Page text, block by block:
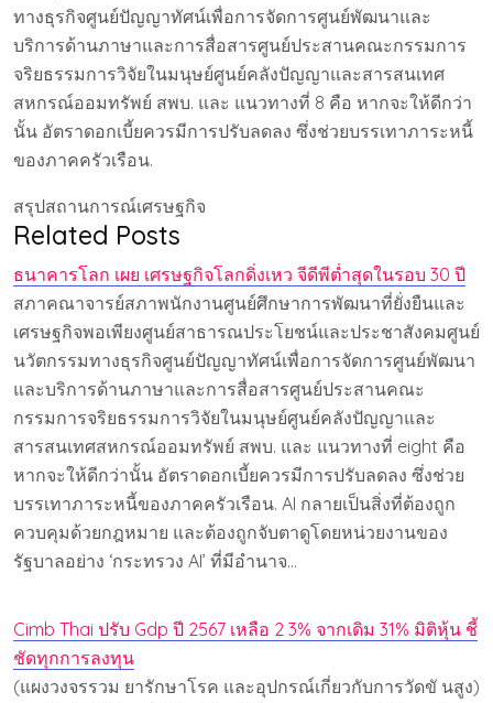
ทางธุรกิจศูนย์ปัญญาทัศน์เพื่อการจัดการศูนย์พัฒนาและ
บริการด้านภาษาและการสื่อสารศูนย์ประสานคณะกรรมการ
จริยธรรมการวิจัยในมนุษย์ศูนย์คลังปัญญาและสารสนเทศ
สหกรณ์ออมทรัพย์ สพบ. และ แนวทางที่ 8 คือ หากจะให้ดีกว่า
นั้น อัตราดอกเบี้ยควรมีการปรับลดลง ซึ่งช่วยบรรเทาภาระหนี้
ของภาคครัวเรือน.
สรุปสถานการณ์เศรษฐกิจ
Related Posts
ธนาคารโลก เผย เศรษฐกิจโลกดิ่งเหว จีดีพีต่ำสุดในรอบ 30 ปี
สภาคณาจารย์สภาพนักงานศูนย์ศึกษาการพัฒนาที่ยั่งยืนและ
เศรษฐกิจพอเพียงศูนย์สาธารณประโยชน์และประชาสังคมศูนย์
นวัตกรรมทางธุรกิจศูนย์ปัญญาทัศน์เพื่อการจัดการศูนย์พัฒนา
และบริการด้านภาษาและการสื่อสารศูนย์ประสานคณะ
กรรมการจริยธรรมการวิจัยในมนุษย์ศูนย์คลังปัญญาและ
สารสนเทศสหกรณ์ออมทรัพย์ สพบ. และ แนวทางที่ eight คือ
หากจะให้ดีกว่านั้น อัตราดอกเบี้ยควรมีการปรับลดลง ซึ่งช่วย
บรรเทาภาระหนี้ของภาคครัวเรือน. AI กลายเป็นสิ่งที่ต้องถูก
ควบคุมด้วยกฎหมาย และต้องถูกจับตาดูโดยหน่วยงานของ
รัฐบาลอย่าง ‘กระทรวง AI’ ที่มีอำนาจ…
Cimb Thai ปรับ Gdp ปี 2567 เหลือ 2 3% จากเดิม 31% มิติหุ้น ชี้
ชัดทุกการลงทุน
(แผงวงจรรวม ยารักษาโรค และอุปกรณ์เกี่ยวกับการวัดขั นสูง)